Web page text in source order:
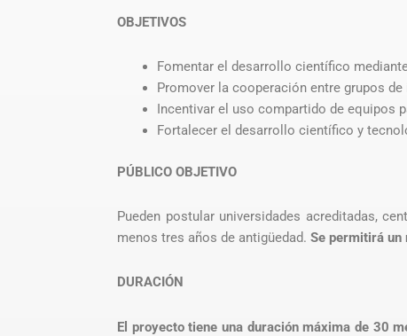
OBJETIVOS
Fomentar el desarrollo científico
Promover la cooperación entre grupos
Incentivar el uso compartido de equipos
Fortalecer el desarrollo científico y
PÚBLICO OBJETIVO
Pueden postular universidades acreditadas,
menos tres años de antigüedad. Se permitirá un
DURACIÓN
El proyecto tiene una duración máxima de 30